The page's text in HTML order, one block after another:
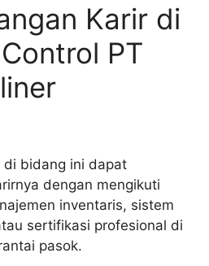
Karir di
PT
di bidang ini dapat
dengan mengikuti
inventaris, sistem
sertifikasi profesional di
pasok.